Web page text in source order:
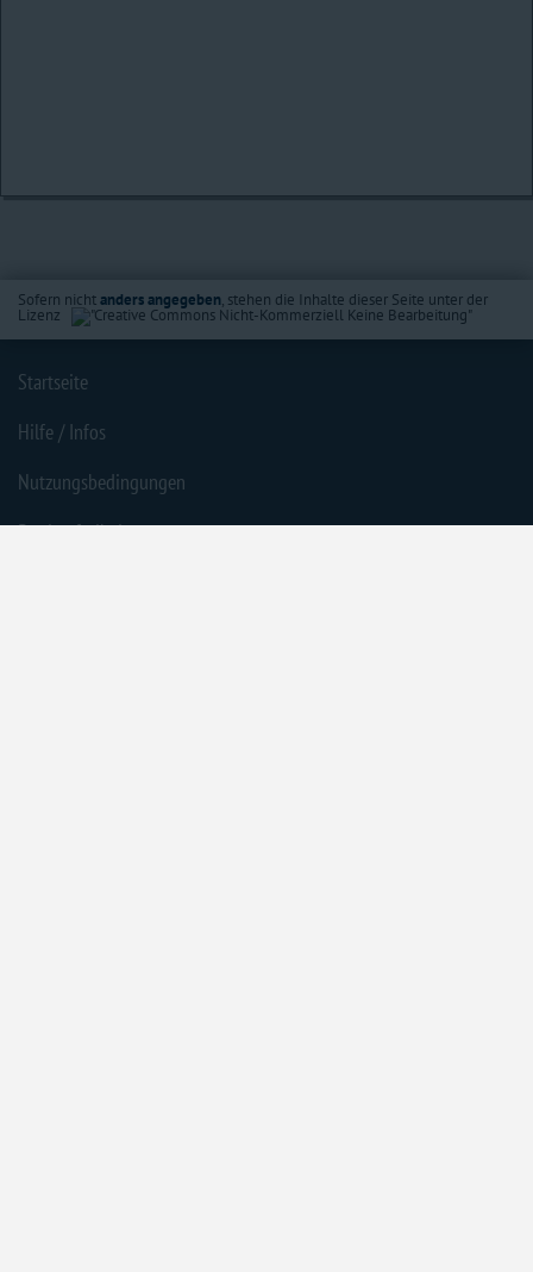
Sofern nichtanders angegeben, stehen die Inhalte dieser Seite unter der
Lizenz
Startseite
Hilfe / Infos
Nutzungsbedingungen
Barrierefreiheit